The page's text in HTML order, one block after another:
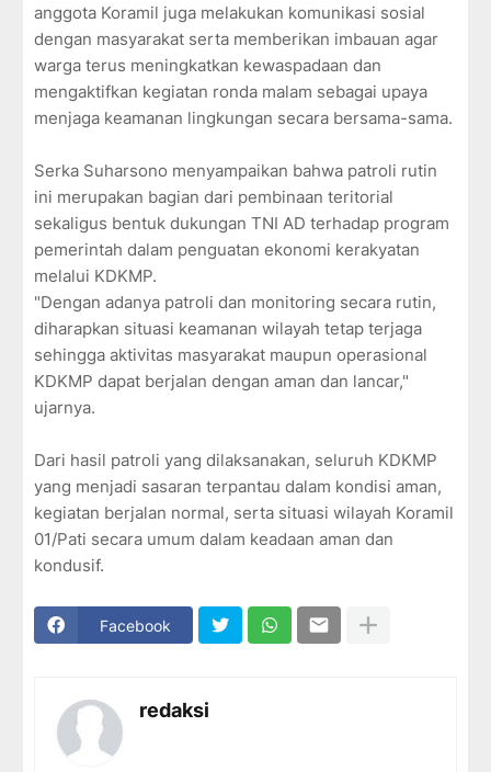
anggota Koramil juga melakukan komunikasi sosial
dengan masyarakat serta memberikan imbauan agar
warga terus meningkatkan kewaspadaan dan
mengaktifkan kegiatan ronda malam sebagai upaya
menjaga keamanan lingkungan secara bersama-sama.
Serka Suharsono menyampaikan bahwa patroli rutin
ini merupakan bagian dari pembinaan teritorial
sekaligus bentuk dukungan TNI AD terhadap program
pemerintah dalam penguatan ekonomi kerakyatan
melalui KDKMP.
"Dengan adanya patroli dan monitoring secara rutin,
diharapkan situasi keamanan wilayah tetap terjaga
sehingga aktivitas masyarakat maupun operasional
KDKMP dapat berjalan dengan aman dan lancar,"
ujarnya.
Dari hasil patroli yang dilaksanakan, seluruh KDKMP
yang menjadi sasaran terpantau dalam kondisi aman,
kegiatan berjalan normal, serta situasi wilayah Koramil
01/Pati secara umum dalam keadaan aman dan
kondusif.
Facebook
redaksi